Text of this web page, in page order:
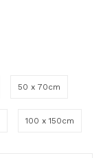
50 x 70cm
100 x 150cm